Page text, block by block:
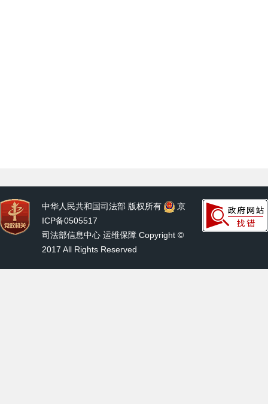
中华人民共和国司法部 版权所有
京
ICP备0505517
司法部信息中心 运维保障 Copyright ©
2017 All Rights Reserved